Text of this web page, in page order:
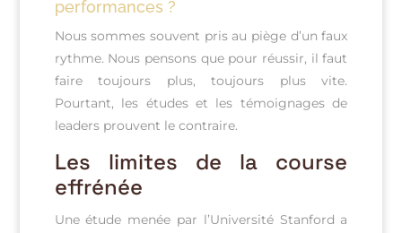
performances ?
Nous sommes souvent pris au piège d’un faux
rythme. Nous pensons que pour réussir, il faut
faire toujours plus, toujours plus vite.
Pourtant, les études et les témoignages de
leaders prouvent le contraire.
Les limites de la course
effrénée
Une étude menée par l’Université Stanford a